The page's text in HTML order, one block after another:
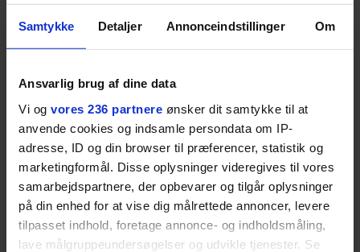
Samtykke Detaljer Annonceindstillinger Om
Ansvarlig brug af dine data
Vi og vores 236 partnere ønsker dit samtykke til at
anvende cookies og indsamle persondata om IP-
adresse, ID og din browser til præferencer, statistik og
marketingformål. Disse oplysninger videregives til vores
samarbejdspartnere, der opbevarer og tilgår oplysninger
på din enhed for at vise dig målrettede annoncer, levere
tilpasset indhold, foretage annonce- og indholdsmåling,
lave målgruppeundersøgelser og udvikle tjenester. Se
LIVSSTIL
Dua Lipa har
opdatereret sin guide til
København. Og den er –
NYHEDSBREV
Skriv dig op til
Euromans nyhedsbrev
banen
krydsfeltet mellem tennis, performance og moderne